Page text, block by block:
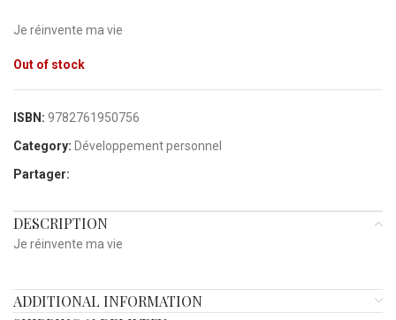
Je réinvente ma vie
Out of stock
ISBN: 9782761950756
Category: Développement personnel
Partager:
DESCRIPTION
Je réinvente ma vie
ADDITIONAL INFORMATION